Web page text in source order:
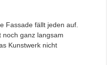
Fassade fällt jeden auf.
noch ganz langsam
Kunstwerk nicht